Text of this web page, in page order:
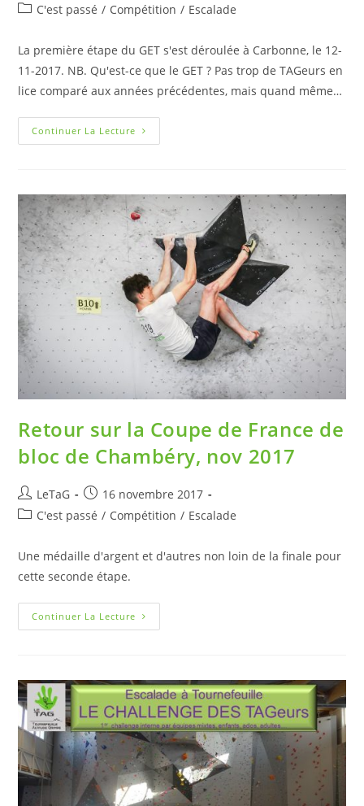
C'est passé / Compétition / Escalade
La première étape du GET s'est déroulée à Carbonne, le 12-
11-2017. NB. Qu'est-ce que le GET ? Pas trop de TAGeurs en
lice comparé aux années précédentes, mais quand même…
Continuer La Lecture
Retour sur la Coupe de France de
bloc de Chambéry, nov 2017
LeTaG
16 novembre 2017
C'est passé / Compétition / Escalade
Une médaille d'argent et d'autres non loin de la finale pour
cette seconde étape.
Continuer La Lecture